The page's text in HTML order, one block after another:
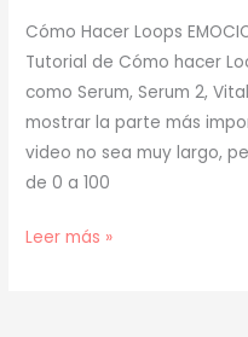
Cómo Hacer Loops
Tutorial de Cómo hacer
como Serum, Serum 2,
mostrar la parte más
video no sea muy largo,
de 0 a 100
[
Leer más »